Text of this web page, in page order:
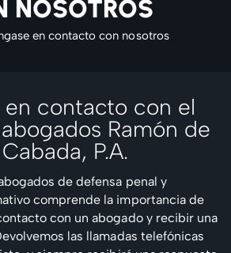
NOSOTROS
en contacto con nosotros
en contacto con el
Ramón de
P.A.
de defensa penal y
comprende la importancia de
con un abogado y recibir una
las llamadas telefónicas